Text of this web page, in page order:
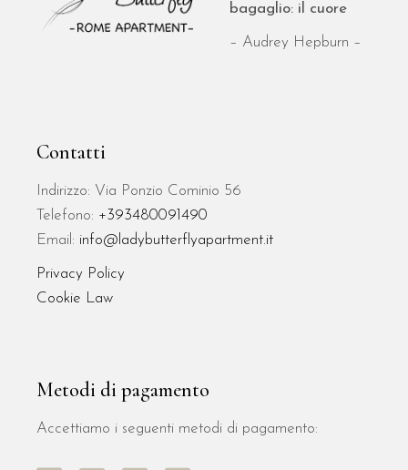
bagaglio: il cuore
– Audrey Hepburn –
Contatti
Indirizzo: Via Ponzio Cominio 56
Telefono: +393480091490
Email: info@ladybutterflyapartment.it
Privacy Policy
Cookie Law
Metodi di pagamento
Accettiamo i seguenti metodi di pagamento: